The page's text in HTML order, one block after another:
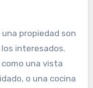
propiedad son
interesados.
una vista
o una cocina